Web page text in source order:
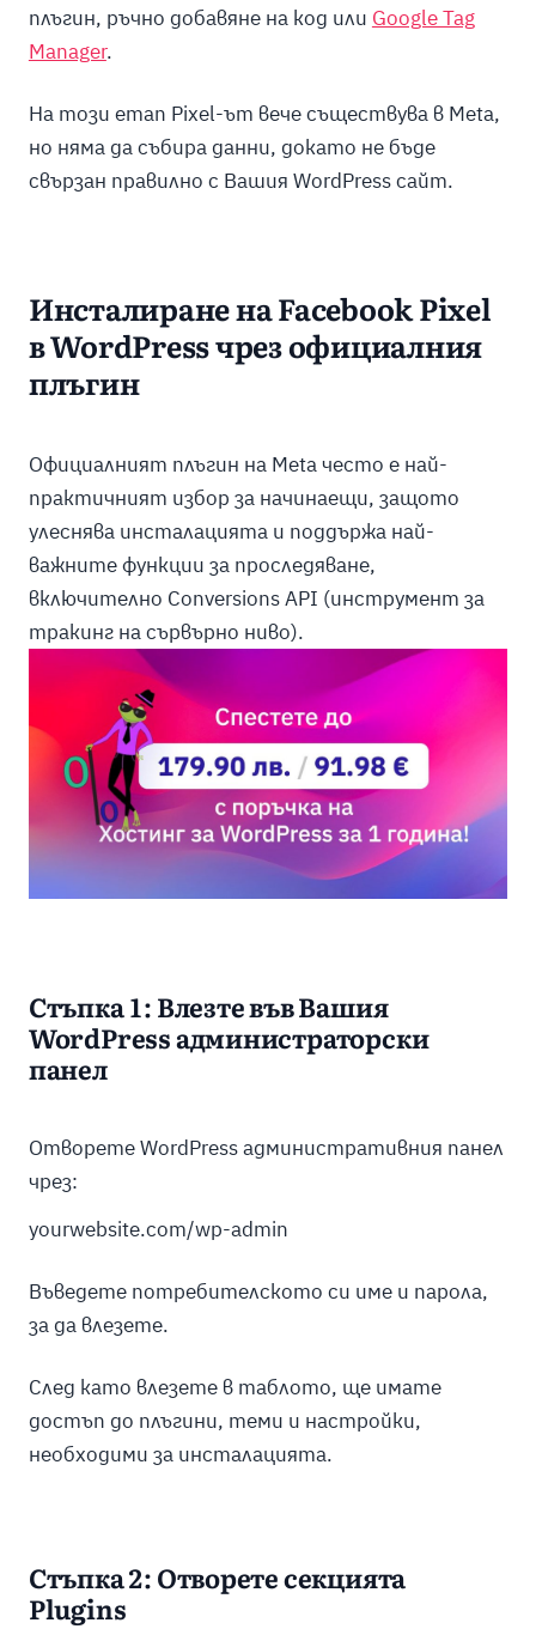
плъгин, ръчно добавяне на код или Google Tag
Manager.
На този етап Pixel-ът вече съществува в Meta,
но няма да събира данни, докато не бъде
свързан правилно с Вашия WordPress сайт.
Инсталиране на Facebook Pixel
в WordPress чрез официалния
плъгин
Официалният плъгин на Meta често е най-
практичният избор за начинаещи, защото
улеснява инсталацията и поддържа най-
важните функции за проследяване,
включително Conversions API (инструмент за
тракинг на сървърно ниво).
Стъпка 1: Влезте във Вашия
WordPress администраторски
панел
Отворете WordPress административния панел
чрез:
yourwebsite.com/wp-admin
Въведете потребителското си име и парола,
за да влезете.
След като влезете в таблото, ще имате
достъп до плъгини, теми и настройки,
необходими за инсталацията.
Стъпка 2: Отворете секцията
Plugins